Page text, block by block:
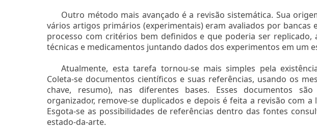
Outro método mais avançado é a revisão sistemática. Sua
vários artigos primários (experimentais) eram avaliados por bancas
processo com critérios bem definidos e que poderia ser replicado,
técnicas e medicamentos juntando dados dos experimentos em um
Atualmente, esta tarefa tornou-se mais simples pela
Coleta-se documentos científicos e suas referências, usando os
chave, resumo), nas diferentes bases. Esses documentos
organizador, remove-se duplicados e depois é feita a revisão com
Esgota-se as possibilidades de referências dentro das fontes
estado-da-arte.